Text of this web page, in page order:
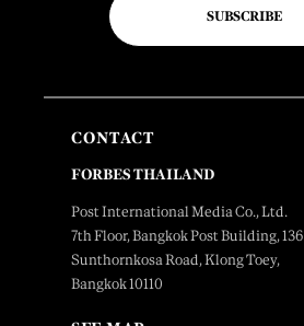
SUBSCRIBE
CONTACT
FORBES THAILAND
Post International Media Co., Ltd.
7th Floor, Bangkok Post Building, 136
Sunthornkosa Road, Klong Toey,
Bangkok 10110